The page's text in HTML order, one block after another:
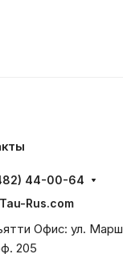
44-00-64
Rus.com
Офис: ул.
205